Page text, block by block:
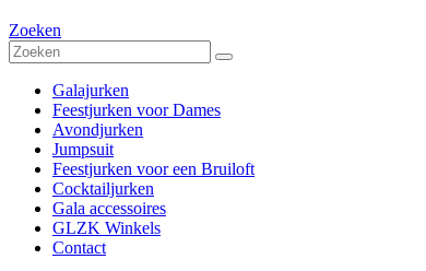
Zoeken
Galajurken
Feestjurken voor Dames
Avondjurken
Jumpsuit
Feestjurken voor een Bruiloft
Cocktailjurken
Gala accessoires
GLZK Winkels
Contact